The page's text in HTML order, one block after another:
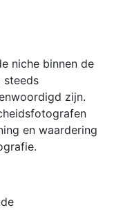
niche binnen de
steeds
zijn.
en waardering